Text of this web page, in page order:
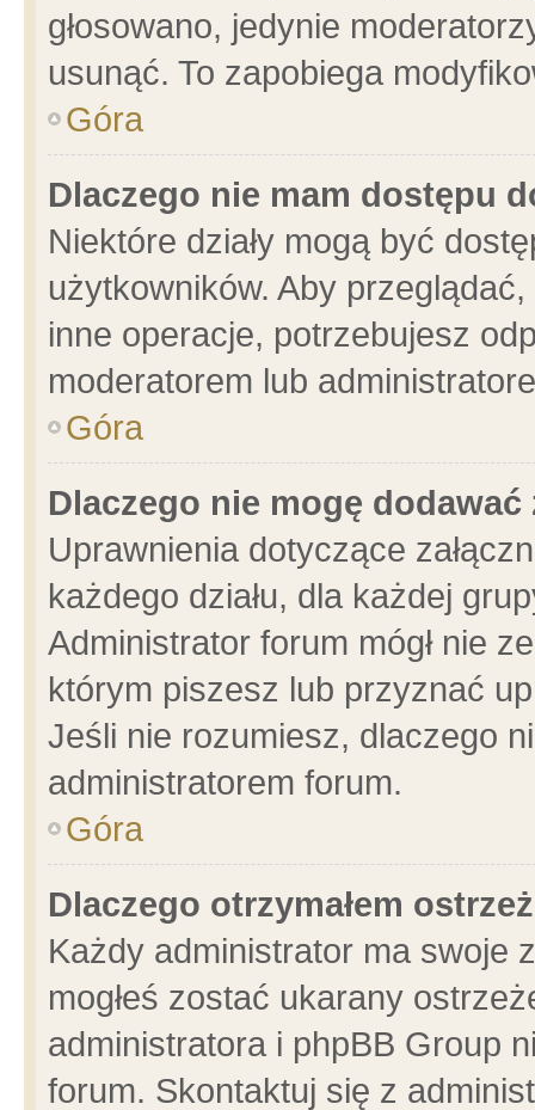
głosowano, jedynie
usunąć. To zapobiega
Góra
Dlaczego nie mam dostępu
Niektóre działy mogą być
użytkowników. Aby
inne operacje, potrzebujesz
moderatorem lub
Góra
Dlaczego nie mogę dodawać
Uprawnienia dotyczące
każdego działu, dla każdej
Administrator forum mógł nie
którym piszesz lub przyznać
Jeśli nie rozumiesz, dlaczego
administratorem forum.
Góra
Dlaczego otrzymałem
Każdy administrator ma swoje
mogłeś zostać ukarany
administratora i phpBB Group
forum. Skontaktuj się z